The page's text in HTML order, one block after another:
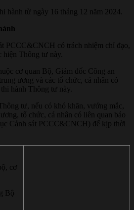
hành từ ngày 16 tháng 12 năm 2024.
PCCC&CNCH có trách nhiệm chỉ đạo,
hiện Thông tư này.
cơ quan Bộ, Giám đốc Công an
ương và các tổ chức, cá nhân có
hành Thông tư này.
tư, nếu có khó khăn, vướng mắc,
tổ chức, cá nhân có liên quan báo
Cảnh sát PCCC&CNCH) để kịp thời
cơ
Bộ